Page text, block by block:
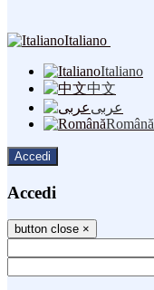
Italiano
Italiano
中文
عربى
Română
Accedi
Accedi
button close ×